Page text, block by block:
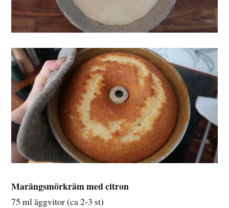
Marängsmörkräm med citron
75 ml äggvitor (ca 2-3 st)